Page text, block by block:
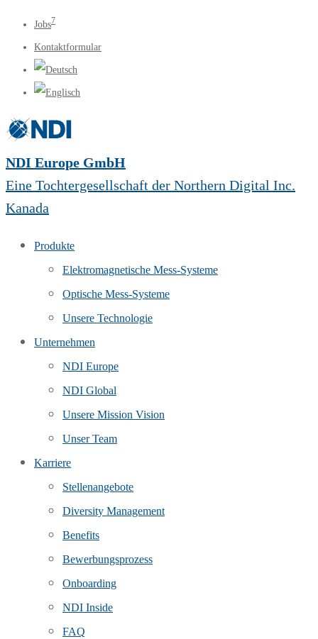
Jobs7
Kontaktformular
NDI Europe GmbH
Eine Tochtergesellschaft der Northern Digital Inc.
Kanada
Produkte
Elektromagnetische Mess-Systeme
Optische Mess-Systeme
Unsere Technologie
Unternehmen
NDI Europe
NDI Global
Unsere Mission Vision
Unser Team
Karriere
Stellenangebote
Diversity Management
Benefits
Bewerbungsprozess
Onboarding
NDI Inside
FAQ